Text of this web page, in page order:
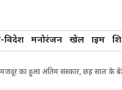
विदेश मनोरंजन खेल क्राइम
का हुआ अंतिम संस्कार, छह साल के बेटे